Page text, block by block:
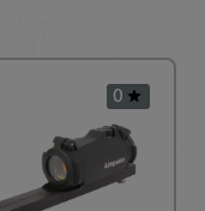
0 